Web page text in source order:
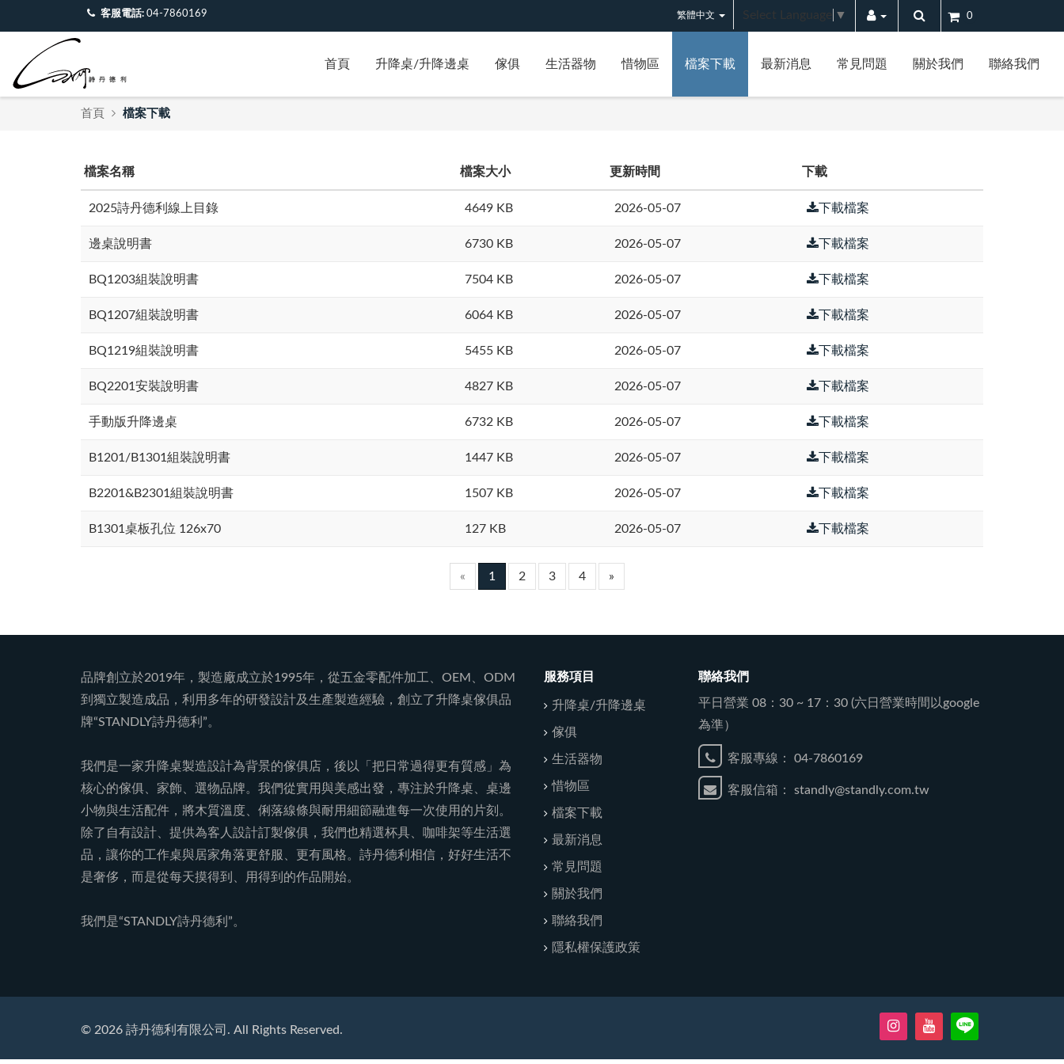
客服電話: 04-7860169 繁體中文 Select Language ▼ 0
首頁 升降桌/升降邊桌 傢俱 生活器物 惜物區 檔案下載 最新消息 常見問題 關於我們 聯絡我們
首頁 檔案下載
檔案名稱 檔案大小 更新時間 下載
2025詩丹德利線上目錄 4649 KB 2026-05-07 下載檔案
邊桌說明書 6730 KB 2026-05-07 下載檔案
BQ1203組裝說明書 7504 KB 2026-05-07 下載檔案
BQ1207組裝說明書 6064 KB 2026-05-07 下載檔案
BQ1219組裝說明書 5455 KB 2026-05-07 下載檔案
BQ2201安裝說明書 4827 KB 2026-05-07 下載檔案
手動版升降邊桌 6732 KB 2026-05-07 下載檔案
B1201/B1301組裝說明書 1447 KB 2026-05-07 下載檔案
B2201&B2301組裝說明書 1507 KB 2026-05-07 下載檔案
B1301桌板孔位 126x70 127 KB 2026-05-07 下載檔案
« 1 2 3 4 »
品牌創立於2019年，製造廠成立於1995年，從五金零配件加工、OEM、ODM
到獨立製造成品，利用多年的研發設計及生產製造經驗，創立了升降桌傢俱品
牌“STANDLY詩丹德利”。
我們是一家升降桌製造設計為背景的傢俱店，後以「把日常過得更有質感」為
核心的傢俱、家飾、選物品牌。我們從實用與美感出發，專注於升降桌、桌邊
小物與生活配件，將木質溫度、俐落線條與耐用細節融進每一次使用的片刻。
除了自有設計、提供為客人設計訂製傢俱，我們也精選杯具、咖啡架等生活選
品，讓你的工作桌與居家角落更舒服、更有風格。詩丹德利相信，好好生活不
是奢侈，而是從每天摸得到、用得到的作品開始。
我們是“STANDLY詩丹德利”。
服務項目
升降桌/升降邊桌
傢俱
生活器物
惜物區
檔案下載
最新消息
常見問題
關於我們
聯絡我們
隱私權保護政策
聯絡我們
平日營業 08：30 ~ 17：30 (六日營業時間以google
為準）
客服專線： 04-7860169
客服信箱： standly@standly.com.tw
© 2026 詩丹德利有限公司. All Rights Reserved.